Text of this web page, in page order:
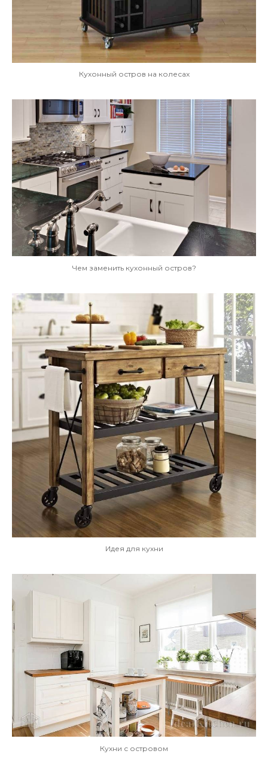
Кухонный остров на колесах
Чем заменить кухонный остров?
Идея для кухни
Кухни с островом